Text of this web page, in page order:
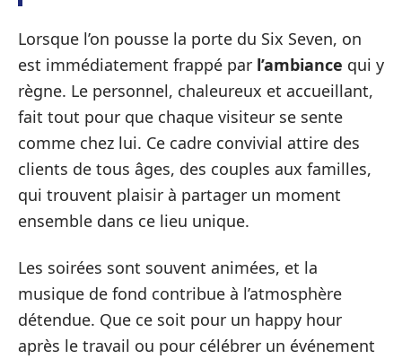
Lorsque l’on pousse la porte du Six Seven, on
est immédiatement frappé par l’ambiance qui y
règne. Le personnel, chaleureux et accueillant,
fait tout pour que chaque visiteur se sente
comme chez lui. Ce cadre convivial attire des
clients de tous âges, des couples aux familles,
qui trouvent plaisir à partager un moment
ensemble dans ce lieu unique.
Les soirées sont souvent animées, et la
musique de fond contribue à l’atmosphère
détendue. Que ce soit pour un happy hour
après le travail ou pour célébrer un événement